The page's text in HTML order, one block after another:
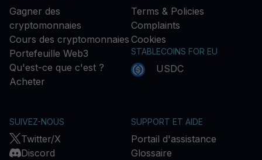
Gagner des
cryptomonnaies
Cours des cryptomonnaies
Portefeuille Web3
Qu'est-ce que c'est ?
Acheter
Terms & Policies
Complaints
Cookies
STABLECOINS FOR EU
USDC
SUIVEZ-NOUS
Twitter/X
Discord
SUPPORT ET AIDE
Portail d'assistance
Glossaire